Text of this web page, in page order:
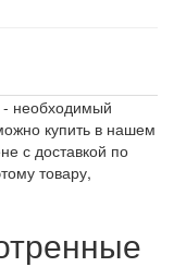
необходимый
купить в нашем
с доставкой по
товару,